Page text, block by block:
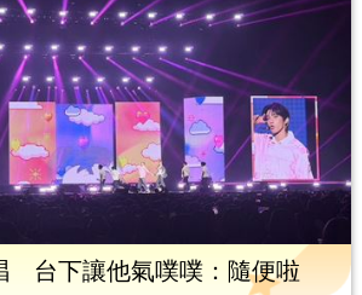
台下讓他氣噗噗：隨便啦